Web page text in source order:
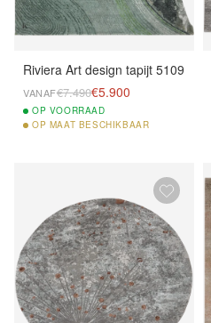
Riviera Art design tapijt 5109
VANAF€7.490€5.900
OP VOORRAAD
OP MAAT BESCHIKBAAR